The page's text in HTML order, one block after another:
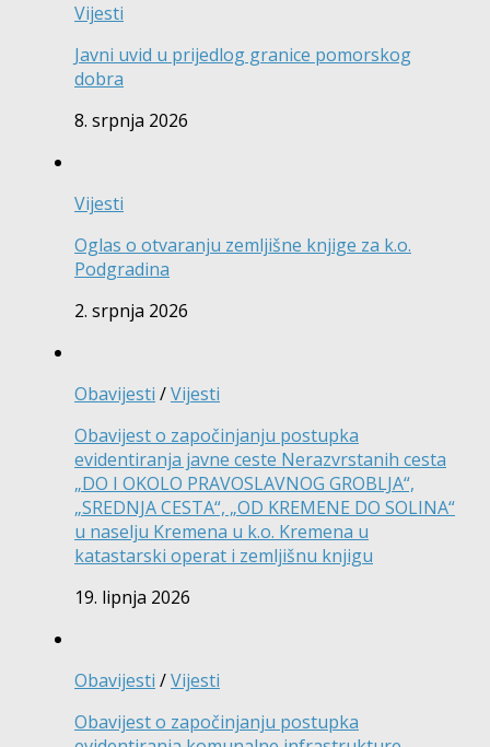
Vijesti
Javni uvid u prijedlog granice pomorskog
dobra
8. srpnja 2026
Vijesti
Oglas o otvaranju zemljišne knjige za k.o.
Podgradina
2. srpnja 2026
Obavijesti /Vijesti
Obavijest o započinjanju postupka
evidentiranja javne ceste Nerazvrstanih cesta
„DO I OKOLO PRAVOSLAVNOG GROBLJA“,
„SREDNJA CESTA“, „OD KREMENE DO SOLINA“
u naselju Kremena u k.o. Kremena u
katastarski operat i zemljišnu knjigu
19. lipnja 2026
Obavijesti /Vijesti
Obavijest o započinjanju postupka